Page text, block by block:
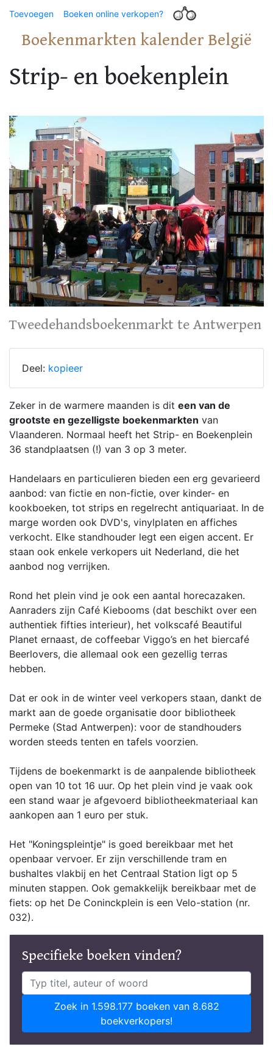
Toevoegen Boeken online verkopen?
Boekenmarkten kalender België
Strip- en boekenplein
Tweedehandsboekenmarkt te Antwerpen
Deel: kopieer
Zeker in de warmere maanden is dit een van de
grootste en gezelligste boekenmarkten van
Vlaanderen. Normaal heeft het Strip- en Boekenplein
36 standplaatsen (!) van 3 op 3 meter.
Handelaars en particulieren bieden een erg gevarieerd
aanbod: van fictie en non-fictie, over kinder- en
kookboeken, tot strips en regelrecht antiquariaat. In de
marge worden ook DVD's, vinylplaten en affiches
verkocht. Elke standhouder legt een eigen accent. Er
staan ook enkele verkopers uit Nederland, die het
aanbod nog verrijken.
Rond het plein vind je ook een aantal horecazaken.
Aanraders zijn Café Kiebooms (dat beschikt over een
authentiek fifties interieur), het volkscafé Beautiful
Planet ernaast, de coffeebar Viggo’s en het biercafé
Beerlovers, die allemaal ook een gezellig terras
hebben.
Dat er ook in de winter veel verkopers staan, dankt de
markt aan de goede organisatie door bibliotheek
Permeke (Stad Antwerpen): voor de standhouders
worden steeds tenten en tafels voorzien.
Tijdens de boekenmarkt is de aanpalende bibliotheek
open van 10 tot 16 uur. Op het plein vind je vaak ook
een stand waar je afgevoerd bibliotheekmateriaal kan
aankopen aan 1 euro per stuk.
Het "Koningspleintje" is goed bereikbaar met het
openbaar vervoer. Er zijn verschillende tram en
bushaltes vlakbij en het Centraal Station ligt op 5
minuten stappen. Ook gemakkelijk bereikbaar met de
fiets: op het De Coninckplein is een Velo-station (nr.
032).
Specifieke boeken vinden?
Zoek in 1.598.177 boeken van 8.682
boekverkopers!